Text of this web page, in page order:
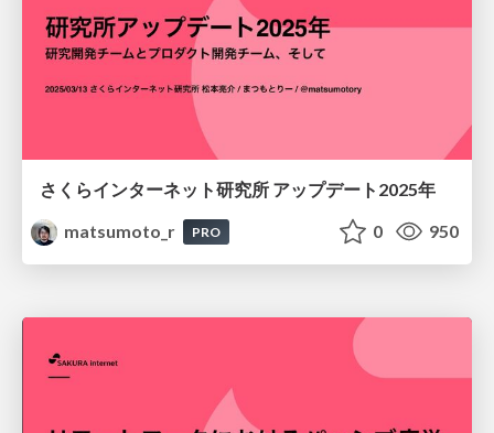
さくらインターネット研究所 アップデート2025年
matsumoto_r
PRO 0 950